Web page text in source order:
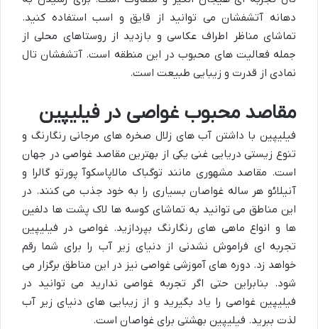
دهانه آتشفشان می توانید از قایق و اسب استفاده کنید.
تماشای مناظر اطراف عکاسی و بازدید از روستاهای محلی از
جمله فعالیت های محبوب در این منطقه است. آتشفشان تال
نمادی از قدرت و زیبایی طبیعت است.
مقاصد محبوب غواصی در فیلیپین
فیلیپین با داشتن آب های زلال صخره های مرجانی رنگارنگ و
تنوع زیستی دریایی غنی یکی از بهترین مقاصد غواصی در جهان
است. مقاصد مشهوری مانند توگباک مالاپاسکوآ پورتو گالرا و
آنیلائو هر ساله غواصان بسیاری را به خود جذب می کنند. در
این مناطق می توانید به تماشای کوسه ها لاک پشت ها دلفین
ها و انواع ماهی های رنگارنگ بپردازید. غواصی در فیلیپین
تجربه ای فراموش نشدنی از دنیای زیر آب را برای شما رقم
خواهد زد. دوره های آموزشی غواصی نیز در این مناطق برگزار می
شود. بنابراین حتی اگر تجربه غواصی ندارید می توانید در
فیلیپین غواصی را یاد بگیرید و از زیبایی های دنیای زیر آب
لذت ببرید. فیلیپین بهشتی برای غواصان است.